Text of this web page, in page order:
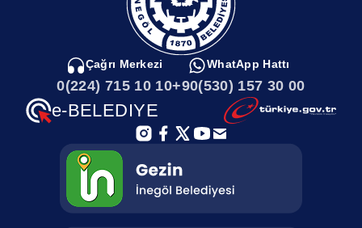
Soğukdere Mahallesi
Sarıpınar Mahallesi
Saadet Mahallesi
Rüştiye Mahallesi
İnegölde Gezilecek Yerler
İnegöl Haritası
İlçemizi Tanıyalım
Afet Toplanma Alanları
Çağrı Merkezi
0(224) 715 10 10
WhatApp Hattı
+90(530) 157 30 00
e-BELEDIYE